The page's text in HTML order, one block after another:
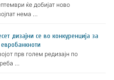
ќе добијат ново
нема …
дизајни се во конкуренција за
прв голем редизајн по
…